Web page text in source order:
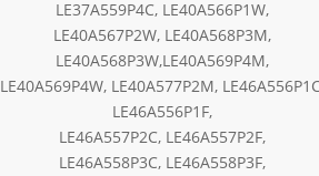
LE37A559P4C, LE40A566P1W,
LE40A567P2W, LE40A568P3M,
LE40A568P3W,LE40A569P4M,
LE40A569P4W, LE40A577P2M,
LE46A556P1F,
LE46A557P2C, LE46A557P2F,
LE46A558P3C, LE46A558P3F,